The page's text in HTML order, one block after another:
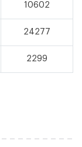
10602
24277
2299